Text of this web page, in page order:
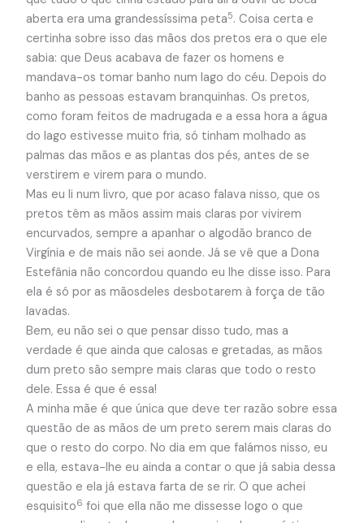
aberta era uma grandessíssima peta5. Coisa certa e
certinha sobre isso das mãos dos pretos era o que ele
sabia: que Deus acabava de fazer os homens e
mandava-os tomar banho num lago do céu. Depois do
banho as pessoas estavam branquinhas. Os pretos,
como foram feitos de madrugada e a essa hora a água
do lago estivesse muito fria, só tinham molhado as
palmas das mãos e as plantas dos pés, antes de se
verstirem e virem para o mundo.
Mas eu li num livro, que por acaso falava nisso, que os
pretos têm as mãos assim mais claras por vivirem
encurvados, sempre a apanhar o algodão branco de
Virgínia e de mais não sei aonde. Já se vê que a Dona
Estefânia não concordou quando eu lhe disse isso. Para
ela é só por as mãosdeles desbotarem à força de tão
lavadas.
Bem, eu não sei o que pensar disso tudo, mas a
verdade é que ainda que calosas e gretadas, as mãos
dum preto são sempre mais claras que todo o resto
dele. Essa é que é essa!
A minha mãe é que única que deve ter razão sobre essa
questão de as mãos de um preto serem mais claras do
que o resto do corpo. No dia em que falámos nisso, eu
e ella, estava-lhe eu ainda a contar o que já sabia dessa
questão e ela já estava farta de se rir. O que achei
esquisito6 foi que ella não me dissesse logo o que